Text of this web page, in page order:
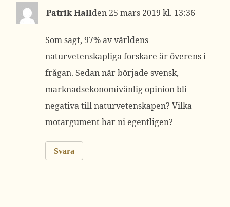
Patrik Hall 25 mars 2019 kl. 13:36
Som sagt, 97% av världens
naturvetenskapliga forskare är överens i
frågan. Sedan när började svensk,
marknadsekonomivänlig opinion bli
negativa till naturvetenskapen? Vilka
motargument har ni egentligen?
Svara